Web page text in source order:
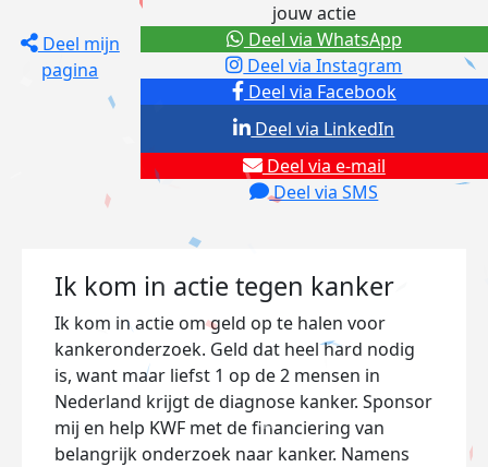
Deel mijn
pagina
jouw actie
Deel via Facebook
Deel via Instagram
Deel via e-mail
Deel via SMS
Deel via LinkedIn
Deel via WhatsApp
Ik kom in actie tegen kanker
Ik kom in actie om geld op te halen voor
kankeronderzoek. Geld dat heel hard nodig
is, want maar liefst 1 op de 2 mensen in
Nederland krijgt de diagnose kanker. Sponsor
mij en help KWF met de financiering van
belangrijk onderzoek naar kanker. Namens